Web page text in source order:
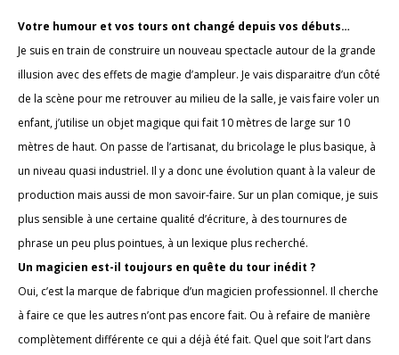
Votre humour et vos tours ont changé depuis vos débuts…
Je suis en train de construire un nouveau spectacle autour de la grande
illusion avec des effets de magie d’ampleur. Je vais disparaitre d’un côté
de la scène pour me retrouver au milieu de la salle, je vais faire voler un
enfant, j’utilise un objet magique qui fait 10 mètres de large sur 10
mètres de haut. On passe de l’artisanat, du bricolage le plus basique, à
un niveau quasi industriel. Il y a donc une évolution quant à la valeur de
production mais aussi de mon savoir-faire. Sur un plan comique, je suis
plus sensible à une certaine qualité d’écriture, à des tournures de
phrase un peu plus pointues, à un lexique plus recherché.
Un magicien est-il toujours en quête du tour inédit ?
Oui, c’est la marque de fabrique d’un magicien professionnel. Il cherche
à faire ce que les autres n’ont pas encore fait. Ou à refaire de manière
complètement différente ce qui a déjà été fait. Quel que soit l’art dans